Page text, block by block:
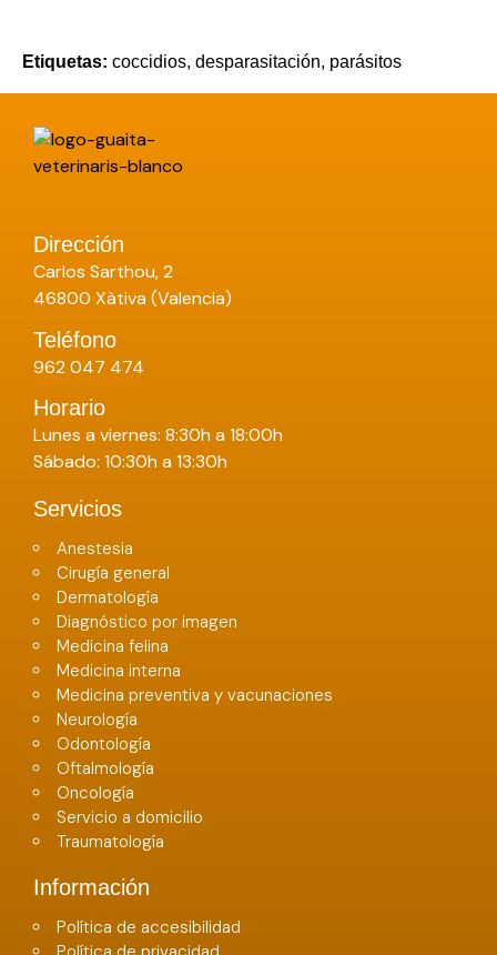
Etiquetas: coccidios, desparasitación, parásitos
Dirección
Carlos Sarthou, 2
46800 Xàtiva (Valencia)
Teléfono
962 047 474
Horario
Lunes a viernes: 8:30h a 18:00h
Sábado: 10:30h a 13:30h
Servicios
Anestesia
Cirugía general
Dermatología
Diagnóstico por imagen
Medicina felina
Medicina interna
Medicina preventiva y vacunaciones
Neurología
Odontología
Oftalmología
Oncología
Servicio a domicilio
Traumatología
Información
Política de accesibilidad